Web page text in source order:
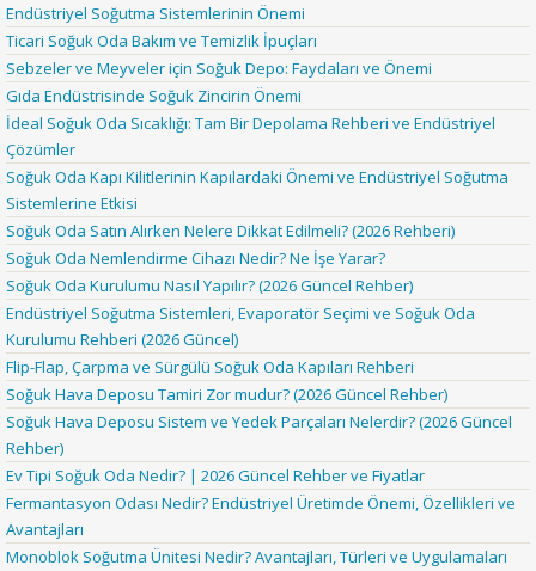
Endüstriyel Soğutma Sistemlerinin Önemi
Ticari Soğuk Oda Bakım ve Temizlik İpuçları
Sebzeler ve Meyveler için Soğuk Depo: Faydaları ve Önemi
Gıda Endüstrisinde Soğuk Zincirin Önemi
İdeal Soğuk Oda Sıcaklığı: Tam Bir Depolama Rehberi ve Endüstriyel
Çözümler
Soğuk Oda Kapı Kilitlerinin Kapılardaki Önemi ve Endüstriyel Soğutma
Sistemlerine Etkisi
Soğuk Oda Satın Alırken Nelere Dikkat Edilmeli? (2026 Rehberi)
Soğuk Oda Nemlendirme Cihazı Nedir? Ne İşe Yarar?
Soğuk Oda Kurulumu Nasıl Yapılır? (2026 Güncel Rehber)
Endüstriyel Soğutma Sistemleri, Evaporatör Seçimi ve Soğuk Oda
Kurulumu Rehberi (2026 Güncel)
Flip-Flap, Çarpma ve Sürgülü Soğuk Oda Kapıları Rehberi
Soğuk Hava Deposu Tamiri Zor mudur? (2026 Güncel Rehber)
Soğuk Hava Deposu Sistem ve Yedek Parçaları Nelerdir? (2026 Güncel
Rehber)
Ev Tipi Soğuk Oda Nedir? | 2026 Güncel Rehber ve Fiyatlar
Fermantasyon Odası Nedir? Endüstriyel Üretimde Önemi, Özellikleri ve
Avantajları
Monoblok Soğutma Ünitesi Nedir? Avantajları, Türleri ve Uygulamaları